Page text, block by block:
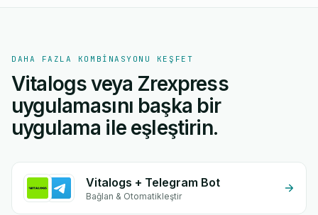
DAHA FAZLA KOMBINASYONU KEŞFET
Vitalogs veya Zrexpress
uygulamasını başka bir
uygulama ile eşleştirin.
Vitalogs + Telegram Bot
Bağlan & Otomatikleştir